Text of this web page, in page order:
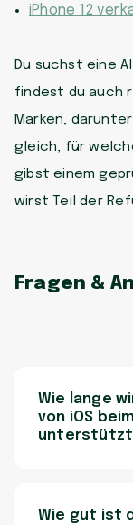
iPhone 12
Du suchst eine
findest du auch
Marken, darunter
gleich, für
gibst einem
wirst Teil der
Fragen &
Wie lange
von iOS
Wie gut ist